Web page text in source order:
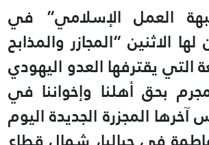
العمل الإسلامي” في
الاثنين “المجازر والمذابح
التي يقترفها العدو اليهودي
بحق أهلنا وإخواننا في
آخرها المجزرة الجديدة اليوم